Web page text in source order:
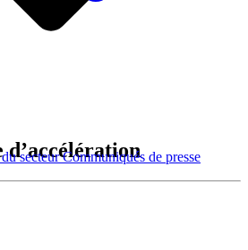
secteurCommuniqués de presse
d’accélération